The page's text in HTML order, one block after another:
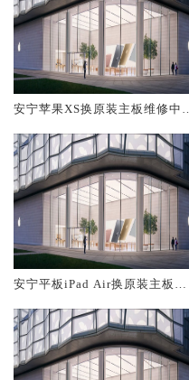
安宁苹果XS换原装主板维修中心
安宁平板iPad Air换原装主板维